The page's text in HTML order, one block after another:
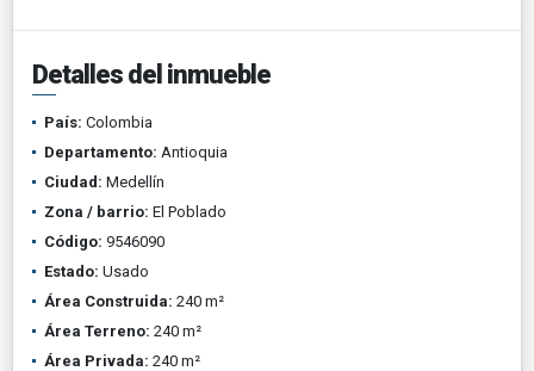
Detalles del inmueble
País: Colombia
Departamento: Antioquia
Ciudad: Medellín
Zona / barrio: El Poblado
Código: 9546090
Estado: Usado
Área Construida: 240 m²
Área Terreno: 240 m²
Área Privada: 240 m²